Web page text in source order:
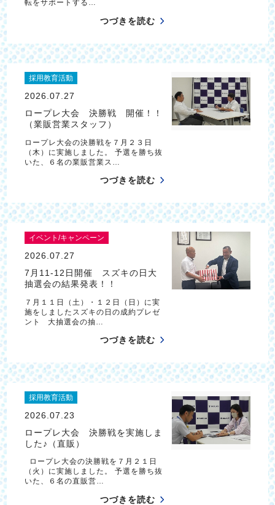
転をサポートする…
つづきを読む
採用教育活動
2026.07.27
ロープレ大会 決勝戦 開催！！
（業販営業スタッフ）
ロープレ大会の決勝戦を７月２３日
（木）に実施しました。 予選を勝ち抜
いた、６名の業販営業ス…
つづきを読む
イベント/キャンペーン
2026.07.27
7月11-12日開催 スズキの日大
抽選会の結果発表！！
７月１１日（土）・１２日（日）に実
施をしましたスズキの日の成約プレゼ
ント 大抽選会の抽…
つづきを読む
採用教育活動
2026.07.23
ロープレ大会 決勝戦を実施しま
した♪（直販）
ロープレ大会の決勝戦を７月２１日
（火）に実施しました。 予選を勝ち抜
いた、６名の直販営…
つづきを読む